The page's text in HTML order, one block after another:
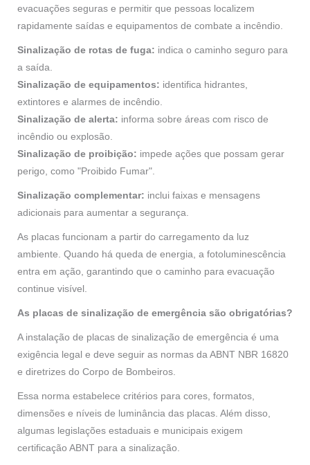
evacuações seguras e permitir que pessoas localizem
rapidamente saídas e equipamentos de combate a incêndio.
Sinalização de rotas de fuga: indica o caminho seguro para
a saída.
Sinalização de equipamentos: identifica hidrantes,
extintores e alarmes de incêndio.
Sinalização de alerta: informa sobre áreas com risco de
incêndio ou explosão.
Sinalização de proibição: impede ações que possam gerar
perigo, como "Proibido Fumar".
Sinalização complementar: inclui faixas e mensagens
adicionais para aumentar a segurança.
As placas funcionam a partir do carregamento da luz
ambiente. Quando há queda de energia, a fotoluminescência
entra em ação, garantindo que o caminho para evacuação
continue visível.
As placas de sinalização de emergência são obrigatórias?
A instalação de placas de sinalização de emergência é uma
exigência legal e deve seguir as normas da ABNT NBR 16820
e diretrizes do Corpo de Bombeiros.
Essa norma estabelece critérios para cores, formatos,
dimensões e níveis de luminância das placas. Além disso,
algumas legislações estaduais e municipais exigem
certificação ABNT para a sinalização.